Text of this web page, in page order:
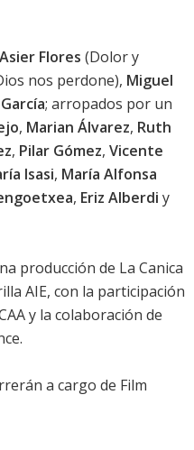
Asier Flores (Dolor y
nos perdone), Miguel
; arropados por un
, Marian Álvarez, Ruth
, Pilar Gómez, Vicente
Isasi, María Alfonsa
, Eriz Alberdi y
producción de La Canica
AIE, con la participación
y la colaboración de
a cargo de Film